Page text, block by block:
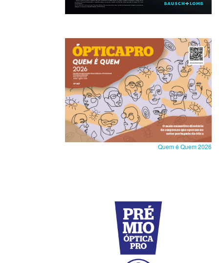
Quem é Quem 2026